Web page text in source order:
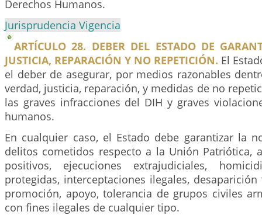
Derechos Humanos.
Jurisprudencia Vigencia
ARTÍCULO 28. DEBER DEL ESTADO DE
JUSTICIA, REPARACIÓN Y NO REPETICIÓN. El
el deber de asegurar, por medios razonables
verdad, justicia, reparación, y medidas de no
las graves infracciones del DIH y graves
humanos.
En cualquier caso, el Estado debe garantizar la
delitos cometidos respecto a la Unión Patriótica,
positivos, ejecuciones extrajudiciales,
protegidas, interceptaciones ilegales,
promoción, apoyo, tolerancia de grupos civiles
con fines ilegales de cualquier tipo.